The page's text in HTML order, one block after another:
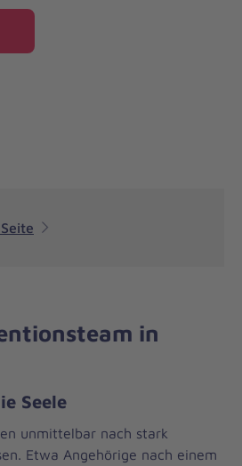
in
Seele
unmittelbar nach stark
Etwa Angehörige nach einem